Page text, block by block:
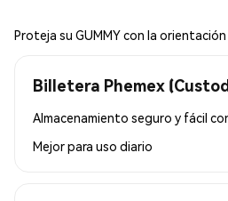
Proteja su GUMMY con la
Billetera Phemex
Almacenamiento seguro y fácil
Mejor para uso diario